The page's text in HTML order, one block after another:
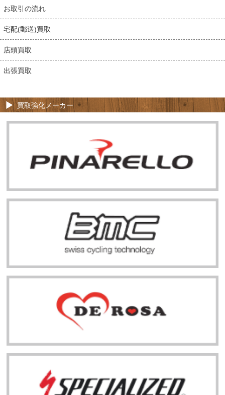
お取引の流れ
宅配(郵送)買取
店頭買取
出張買取
買取強化メーカー